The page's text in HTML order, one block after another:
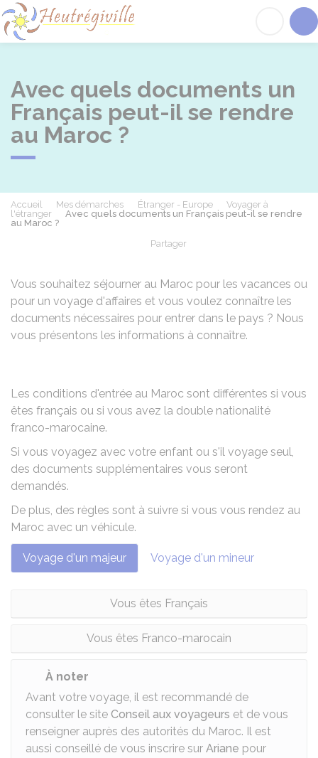
Avec quels documents un
Français peut-il se rendre
au Maroc ?
Accueil Mes démarches Étranger - Europe
Voyager à
l'étranger
Avec quels documents un Français peut-il se rendre
au Maroc ?
Partager
Vous souhaitez séjourner au Maroc pour les vacances ou
pour un voyage d'affaires et vous voulez connaître les
documents nécessaires pour entrer dans le pays ? Nous
vous présentons les informations à connaître.
Les conditions d'entrée au Maroc sont différentes si vous
êtes français ou si vous avez la double nationalité
franco-marocaine.
Si vous voyagez avec votre enfant ou s'il voyage seul,
des documents supplémentaires vous seront
demandés.
De plus, des règles sont à suivre si vous vous rendez au
Maroc avec un véhicule.
Voyage d'un majeur Voyage d'un mineur
Vous êtes Français
Vous êtes Franco-marocain
À noter
Avant votre voyage, il est recommandé de
consulter le site Conseil aux voyageurs et de vous
renseigner auprès des autorités du Maroc. Il est
aussi conseillé de vous inscrire sur Ariane pour